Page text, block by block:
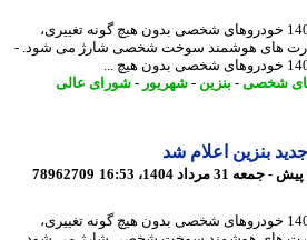
لیتر سهمیه بنزین شهریور 1404 خودروهای شخصی بدون هیچ گونه تغییری،
های هوشمند سوخت شخصی شارژ می شود. -
شخصی-بنزین- شهریور-شورای عالی
بنزین اعلام شد
78962709
لیتر سهمیه بنزین شهریور 1404 خودروهای شخصی بدون هیچ گونه تغییری،